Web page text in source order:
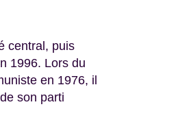
central, puis
1996. Lors du
en 1976, il
son parti